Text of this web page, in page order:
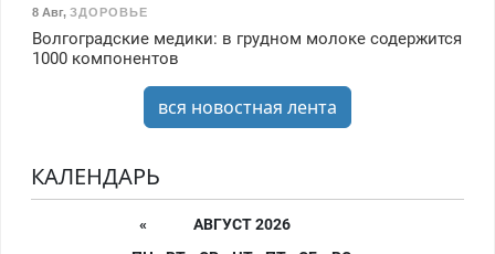
8 Авг, ЗДОРОВЬЕ
Волгоградские медики: в грудном молоке содержится
1000 компонентов
вся новостная лента
КАЛЕНДАРЬ
«
АВГУСТ 2026